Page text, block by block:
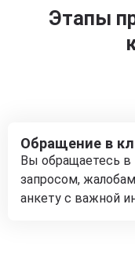
Этапы
Обращение в
Вы обращаетесь в
запросом,
анкету с важной